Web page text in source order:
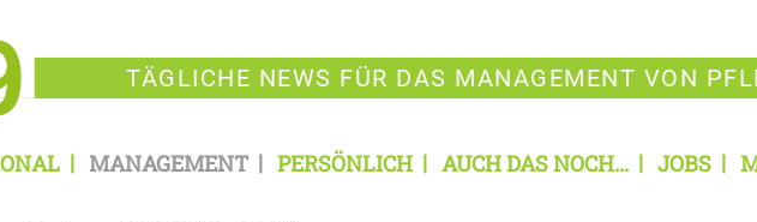
TÄGLICHE NEWS FÜR DAS MANAGEMENT VON
MANAGEMENT PERSÖNLICH AUCH DAS NOCH... JOBS